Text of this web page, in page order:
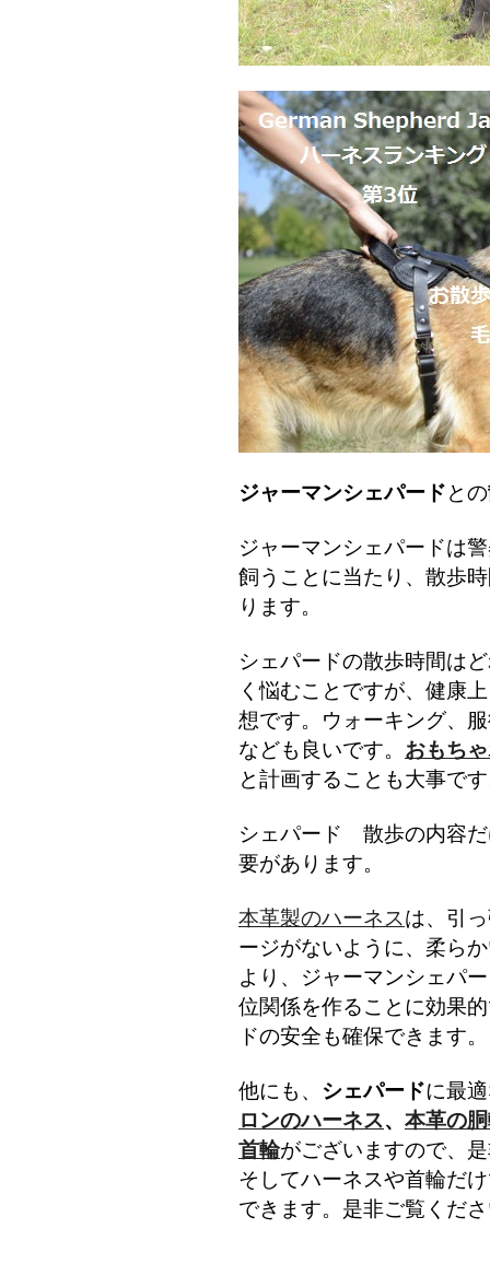
ジャーマンシェパードとの
ジャーマンシェパードは
飼うことに当たり、散歩
ります。
シェパードの散歩時間は
く悩むことですが、健康
想です。ウォーキング、
なども良いです。 おもち
と計画することも大事で
シェパード 散歩の内容
要があります。
本革製のハーネスは、引
ージがないように、柔ら
より、ジャーマンシェパ
位関係を作ることに効果
ドの安全も確保できます。
他にも、 シェパードに最
ロンのハーネス、 本革の
首輪がございますので、
そしてハーネスや首輪だ
できます。是非ご覧くだ